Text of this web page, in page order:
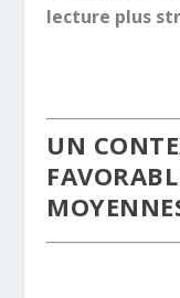
lecture plus
UN